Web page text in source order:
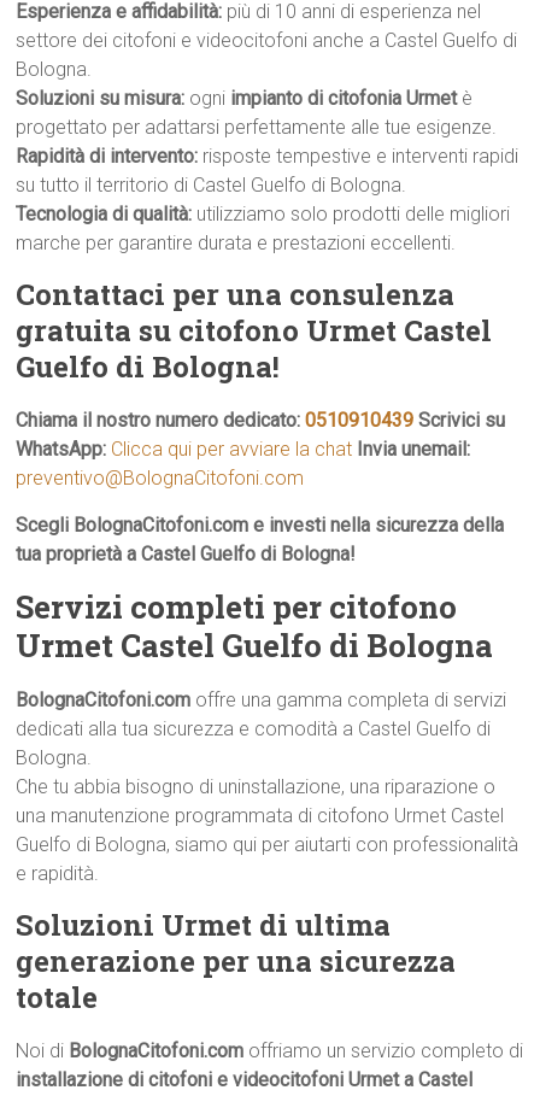
Esperienza e affidabilità: più di 10 anni di esperienza nel
settore dei citofoni e videocitofoni anche a Castel Guelfo di
Bologna.
Soluzioni su misura: ogni impianto di citofonia Urmetè
progettato per adattarsi perfettamente alle tue esigenze.
Rapidità di intervento: risposte tempestive e interventi rapidi
su tutto il territorio di Castel Guelfo di Bologna.
Tecnologia di qualità: utilizziamo solo prodotti delle migliori
marche per garantire durata e prestazioni eccellenti.
Contattaci per una consulenza
gratuita su citofono Urmet Castel
Guelfo di Bologna!
Chiama il nostro numero dedicato:0510910439 Scrivici su
WhatsApp: Clicca qui per avviare la chat Invia unemail:
preventivo@BolognaCitofoni.com
Scegli BolognaCitofoni.com e investi nella sicurezza della
tua proprietà a Castel Guelfo di Bologna!
Servizi completi per citofono
Urmet Castel Guelfo di Bologna
BolognaCitofoni.com offre una gamma completa di servizi
dedicati alla tua sicurezza e comodità a Castel Guelfo di
Bologna.
Che tu abbia bisogno di uninstallazione, una riparazione o
una manutenzione programmata di citofono Urmet Castel
Guelfo di Bologna, siamo qui per aiutarti con professionalità
e rapidità.
Soluzioni Urmet di ultima
generazione per una sicurezza
totale
Noi di BolognaCitofoni.com offriamo un servizio completo di
installazione di citofoni e videocitofoni Urmet a Castel